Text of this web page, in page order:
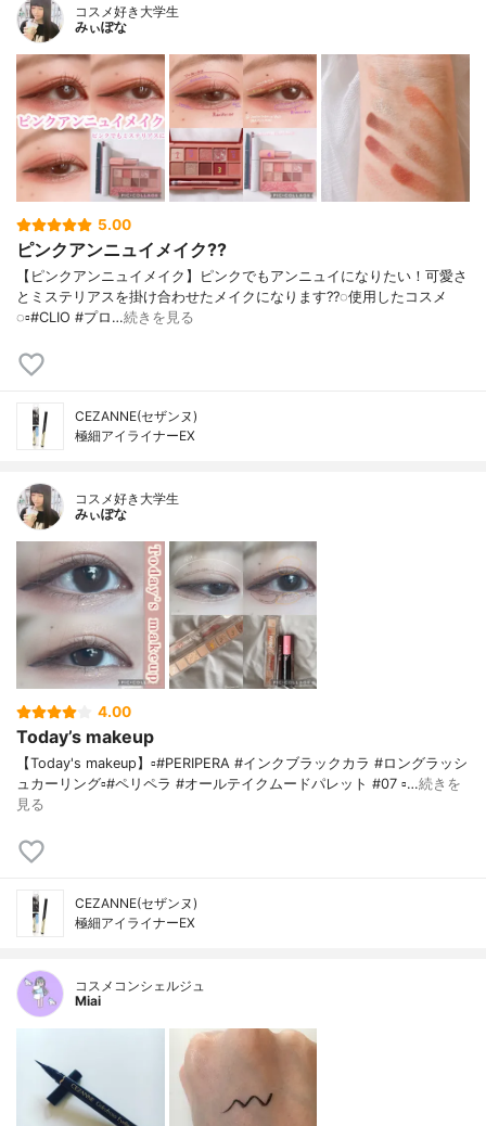
コスメ好き大学生
みぃぽな
5.00
ピンクアンニュイメイク??
【ピンクアンニュイメイク】ピンクでもアンニュイになりたい！可愛さ
とミステリアスを掛け合わせたメイクになります??︎︎◌使用したコスメ︎︎
◌▫️#CLIO #プロ…続きを見る
CEZANNE(セザンヌ)
極細アイライナーEX
コスメ好き大学生
みぃぽな
4.00
Today’s makeup
【Today's makeup】▫️#PERIPERA #インクブラックカラ #ロングラッシ
ュカーリング▫️#ペリペラ #オールテイクムードパレット #07 ▫…続きを
見る
CEZANNE(セザンヌ)
極細アイライナーEX
コスメコンシェルジュ
Miai